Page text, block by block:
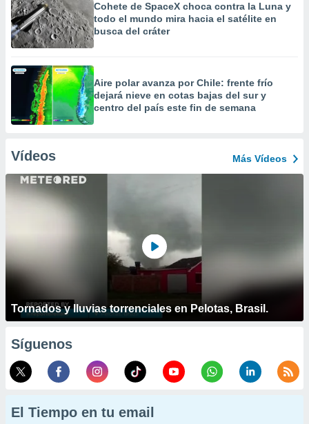
Cohete de SpaceX choca contra la Luna y
todo el mundo mira hacia el satélite en
busca del cráter
Aire polar avanza por Chile: frente frío
dejará nieve en cotas bajas del sur y
centro del país este fin de semana
Vídeos Más Vídeos
Tornados y lluvias torrenciales en Pelotas, Brasil.
Síguenos
El Tiempo en tu email